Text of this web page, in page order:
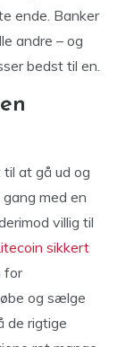
ende. Banker
andre – og
bedst til en.
at gå ud og
med en
villig til
sikkert
for
og sælge
de rigtige